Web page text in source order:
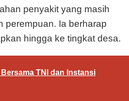
penyakit yang masih
perempuan. Ia berharap
hingga ke tingkat desa.
TNI dan Instansi